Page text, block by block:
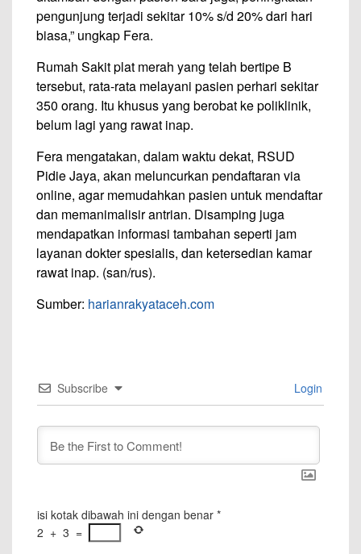
pengunjung terjadi sekitar 10% s/d 20% dari hari
biasa,” ungkap Fera.
Rumah Sakit plat merah yang telah bertipe B
tersebut, rata-rata melayani pasien perhari sekitar
350 orang. Itu khusus yang berobat ke poliklinik,
belum lagi yang rawat inap.
Fera mengatakan, dalam waktu dekat, RSUD
Pidie Jaya, akan meluncurkan pendaftaran via
online, agar memudahkan pasien untuk mendaftar
dan memanimalisir antrian. Disamping juga
mendapatkan informasi tambahan seperti jam
layanan dokter spesialis, dan ketersedian kamar
rawat inap. (san/rus).
Sumber: harianrakyataceh.com
Subscribe Login
isi kotak dibawah ini dengan benar *
2 + 3 =